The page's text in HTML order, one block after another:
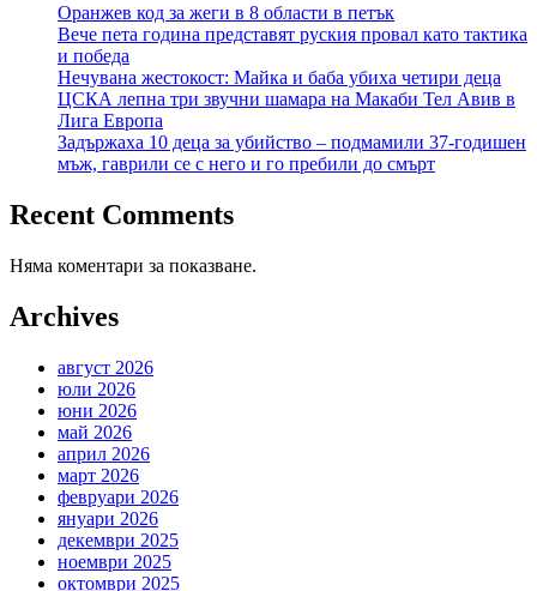
Оранжев код за жеги в 8 области в петък
Вече пета година представят руския провал като тактика
и победа
Нечувана жестокост: Майка и баба убиха четири деца
ЦСКА лепна три звучни шамара на Макаби Тел Авив в
Лига Европа
Задържаха 10 деца за убийство – подмамили 37-годишен
мъж, гаврили се с него и го пребили до смърт
Recent Comments
Няма коментари за показване.
Archives
август 2026
юли 2026
юни 2026
май 2026
април 2026
март 2026
февруари 2026
януари 2026
декември 2025
ноември 2025
октомври 2025